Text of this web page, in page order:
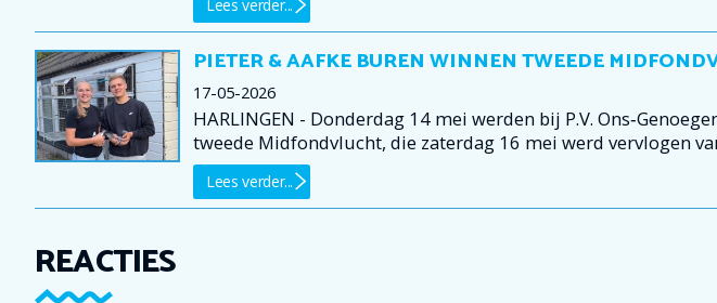
Lees verder...
PIETER & AAFKE BUREN WINNEN TWEEDE
17-05-2026
HARLINGEN - Donderdag 14 mei werden bij P.V.
tweede Midfondvlucht, die zaterdag 16 mei werd vervlogen
Lees verder...
REACTIES